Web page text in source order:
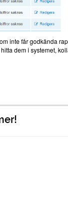
inte får godkända
dem i systemet,